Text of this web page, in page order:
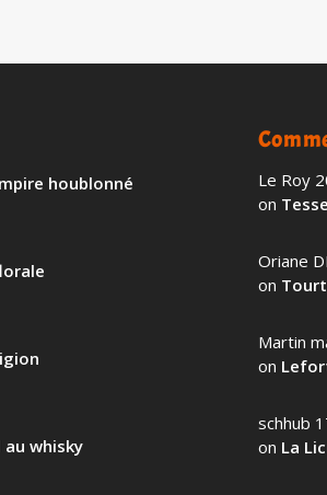
houblonné
whisky
Le Roy
on
Oriane
on
Martin
on
schhub
on La